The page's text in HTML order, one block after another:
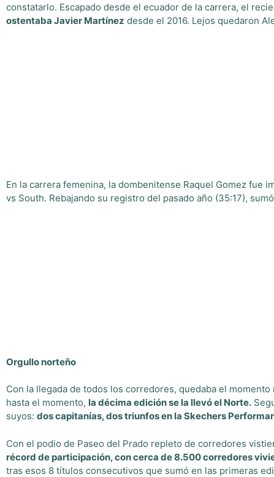
constatarlo. Escapado desde el ecuador de la carrera, el
ostentaba Javier Martínez desde el 2016. Lejos quedaron
En la carrera femenina, la dombenitense Raquel Gomez fue
vs South. Rebajando su registro del pasado año (35:17),
Orgullo norteño
Con la llegada de todos los corredores, quedaba el
hasta el momento, la décima edición se la llevó el Norte.
suyos: dos capitanías, dos triunfos en la Skechers
Con el podio de Paseo del Prado repleto de corredores
récord de participación, con cerca de 8.500 corredores
tras esos 8 títulos consecutivos que sumó en las primeras